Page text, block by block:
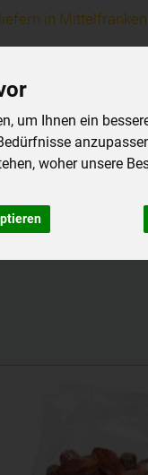
um Ihnen ein
woher unsere
in Mittelfranken